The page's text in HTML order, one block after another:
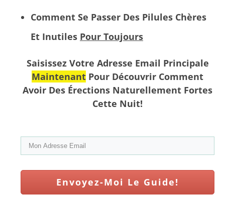
Comment Se Passer Des Pilules Chères
Et Inutiles Pour Toujours
Saisissez Votre Adresse Email Principale
Maintenant Pour Découvrir Comment
Avoir Des Érections Naturellement Fortes
Cette Nuit!
Envoyez-Moi Le Guide!